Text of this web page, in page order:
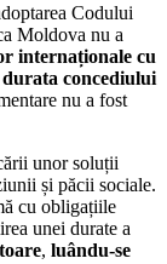
Codului
Moldova nu a
internaționale cu
concediului
nu a fost
unor soluții
și păcii sociale.
cu obligațiile
unei durate a
, luându-se